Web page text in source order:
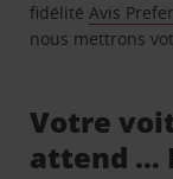
fidélitéAvis
nous mettrons
Votre
attend …